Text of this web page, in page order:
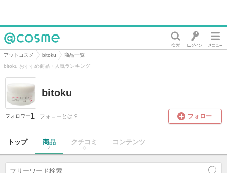
@cosme
アットコスメ bitoku
商品一覧
bitoku おすすめ商品・人気ランキング
bitoku
フォロワー1 フォローとは？ フォロー
トップ 商品
4
クチコミ
0
コンテンツ